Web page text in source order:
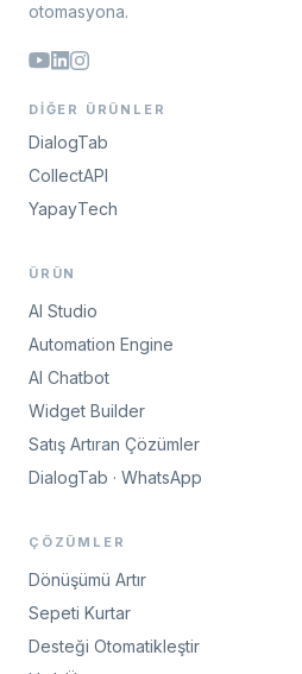
otomasyona.
DIĞER ÜRÜNLER
DialogTab
CollectAPI
YapayTech
ÜRÜN
AI Studio
Automation Engine
AI Chatbot
Widget Builder
Satış Artıran Çözümler
DialogTab · WhatsApp
ÇÖZÜMLER
Dönüşümü Artır
Sepeti Kurtar
Desteği Otomatikleştir